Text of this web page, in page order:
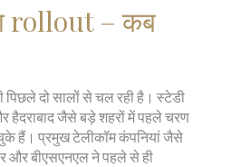
rollout – कब
पिछले दो सालों से चल रही है। स्टेडी
हैदराबाद जैसे बड़े शहरों में पहले चरण
हैं। प्रमुख टेलीकॉम कंपनियां जैसे
और बीएसएनएल ने पहले से ही